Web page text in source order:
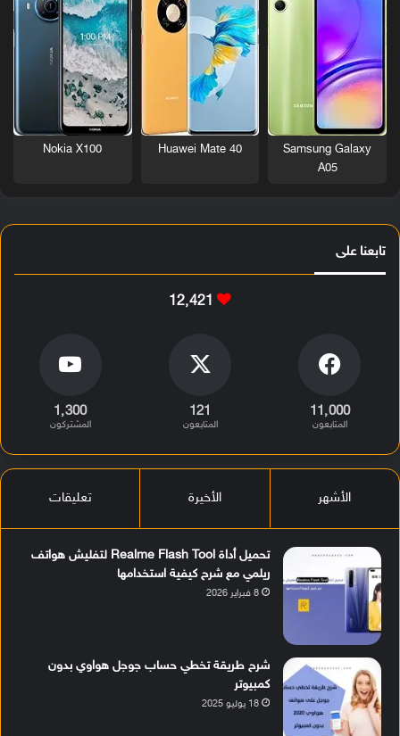
Samsung Galaxy
A05
Huawei Mate 40
Nokia X100
تابعنا على
12٬421
11٬000
المتابعون
121
المتابعون
1٬300
المشتركون
الأشهر الأخيرة تعليقات
تحميل أداة Realme Flash Tool لتفليش هواتف
ريلمي مع شرح كيفية استخدامها
8 فبراير 2026
شرح طريقة تخطي حساب جوجل هواوي بدون
كمبيوتر
18 يوليو 2025